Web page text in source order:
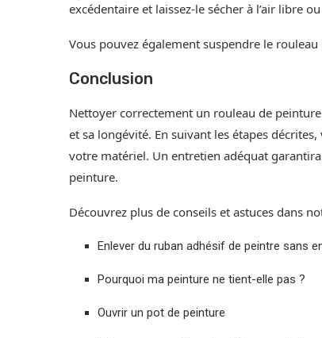
excédentaire et laissez-le sécher à l’air libre
Vous pouvez également suspendre le
Conclusion
Nettoyer correctement un rouleau de
et sa longévité. En suivant les étapes
votre matériel. Un entretien adéquat
peinture.
Découvrez plus de conseils et astuces dans
Enlever du ruban adhésif de peintre sans
Pourquoi ma peinture ne tient-elle pas ?
Ouvrir un pot de peinture